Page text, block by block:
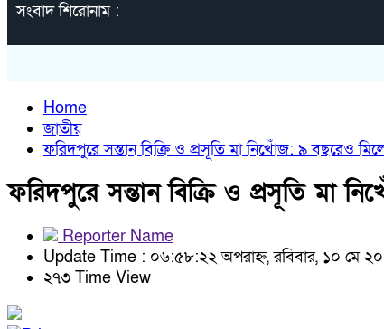
সংবাদ শিরোনাম :
Home
জাতীয়
ফরিদপুরে সন্তান বিক্রি ও প্রসূতি মা নিখোঁজ: ৯ বছরেও
ফরিদপুরে সন্তান বিক্রি ও প্রসূতি মা
Reporter Name
Update Time : ০৬:৫৮:২২ অপরাহ্ন, রবিবার, ১০ মে
২৭৩ Time View